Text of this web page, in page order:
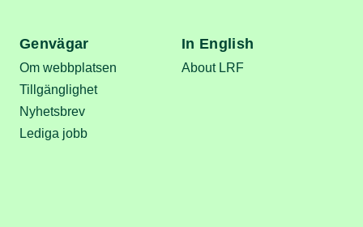
Genvägar
Om webbplatsen
Tillgänglighet
Nyhetsbrev
Lediga jobb
In English
About LRF